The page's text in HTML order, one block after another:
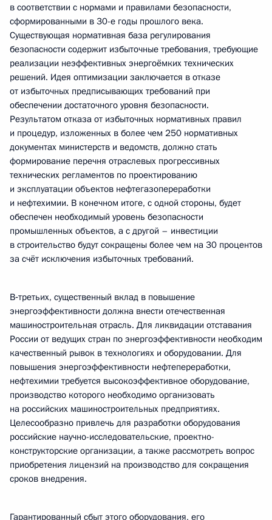
в соответствии с нормами и правилами безопасности,
сформированными в 30-е годы прошлого века.
Существующая нормативная база регулирования
безопасности содержит избыточные требования, требующие
реализации неэффективных энергоёмких технических
решений. Идея оптимизации заключается в отказе
от избыточных предписывающих требований при
обеспечении достаточного уровня безопасности.
Результатом отказа от избыточных нормативных правил
и процедур, изложенных в более чем 250 нормативных
документах министерств и ведомств, должно стать
формирование перечня отраслевых прогрессивных
технических регламентов по проектированию
и эксплуатации объектов нефтегазопереработки
и нефтехимии. В конечном итоге, с одной стороны, будет
обеспечен необходимый уровень безопасности
промышленных объектов, а с другой – инвестиции
в строительство будут сокращены более чем на 30 процентов
за счёт исключения избыточных требований.
В‑третьих, существенный вклад в повышение
энергоэффективности должна внести отечественная
машиностроительная отрасль. Для ликвидации отставания
России от ведущих стран по энергоэффективности необходим
качественный рывок в технологиях и оборудовании. Для
повышения энергоэффективности нефтепереработки,
нефтехимии требуется высокоэффективное оборудование,
производство которого необходимо организовать
на российских машиностроительных предприятиях.
Целесообразно привлечь для разработки оборудования
российские научно-исследовательские, проектно-
конструкторские организации, а также рассмотреть вопрос
приобретения лицензий на производство для сокращения
сроков внедрения.
Гарантированный сбыт этого оборудования, его